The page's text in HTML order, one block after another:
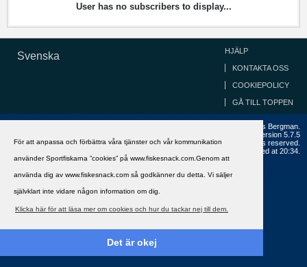
För att anpassa och förbättra våra tjänster och vår kommunikation
använder Sportfiskarna ”cookies” på www.fiskesnack.com.Genom att
använda dig av www.fiskesnack.com så godkänner du detta. Vi säljer
självklart inte vidare någon information om dig.
Klicka här för att läsa mer om cookies och hur du tackar nej till dem.
Det är okej
User has no subscribers to display...
Svenska HJÄLP
KONTAKTA OSS
COOKIEPOLICY
GÅ TILL TOPPEN
Copyright ©2002 - 2021, FiskeSnack.com. Grundad 2002 av Anders Bergman.
Version 5.7.5
Copyright © 2026 MH Sub I, LLC dba vBulletin. All rights reserved.
All times are GMT+1. This page was generated at 20:34.